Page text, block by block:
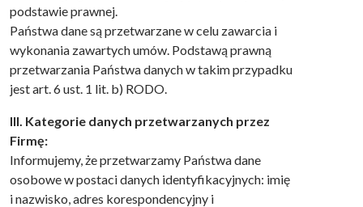
podstawie prawnej.
Państwa dane są przetwarzane w celu zawarcia i
wykonania zawartych umów. Podstawą prawną
przetwarzania Państwa danych w takim przypadku
jest art. 6 ust. 1 lit. b) RODO.
III. Kategorie danych przetwarzanych przez
Firmę:
Informujemy, że przetwarzamy Państwa dane
osobowe w postaci danych identyfikacyjnych: imię
i nazwisko, adres korespondencyjny i